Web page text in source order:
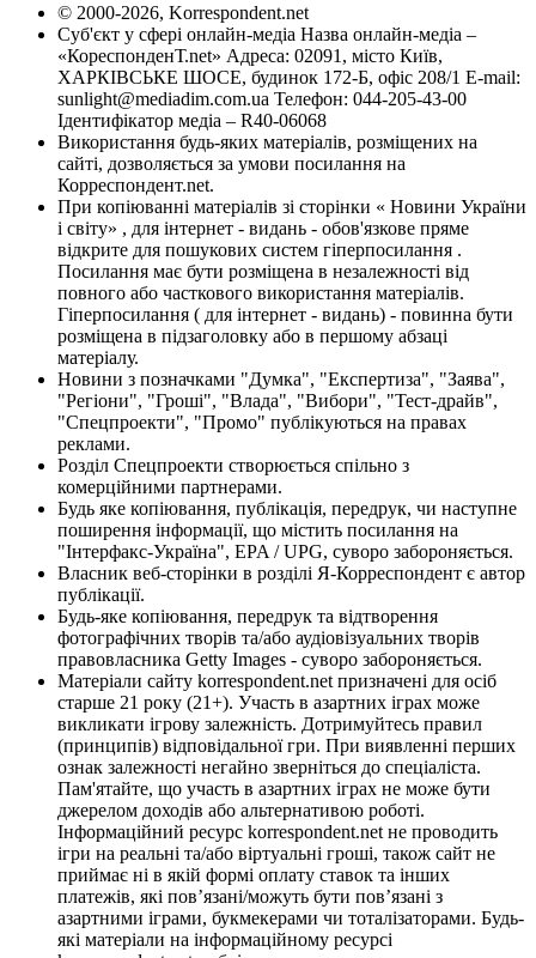
© 2000-2026, Korrespondent.net
Суб'єкт у сфері онлайн-медіа Назва онлайн-медіа –
«КореспонденТ.net» Адреса: 02091, місто Київ,
ХАРКІВСЬКЕ ШОСЕ, будинок 172-Б, офіс 208/1 E-mail:
sunlight@mediadim.com.ua Телефон: 044-205-43-00
Ідентифікатор медіа – R40-06068
Використання будь-яких матеріалів, розміщених на
сайті, дозволяється за умови посилання на
Корреспондент.net.
При копіюванні матеріалів зі сторінки « Новини України
і світу» , для інтернет - видань - обов'язкове пряме
відкрите для пошукових систем гіперпосилання .
Посилання має бути розміщена в незалежності від
повного або часткового використання матеріалів.
Гіперпосилання ( для інтернет - видань) - повинна бути
розміщена в підзаголовку або в першому абзаці
матеріалу.
Новини з позначками "Думка", "Експертиза", "Заява",
"Регіони", "Гроші", "Влада", "Вибори", "Тест-драйв",
"Спецпроекти", "Промо" публікуються на правах
реклами.
Розділ Спецпроекти створюється спільно з
комерційними партнерами.
Будь яке копіювання, публікація, передрук, чи наступне
поширення інформації, що містить посилання на
"Інтерфакс-Україна", EPA / UPG, суворо забороняється.
Власник веб-сторінки в розділі Я-Корреспондент є автор
публікації.
Будь-яке копіювання, передрук та відтворення
фотографічних творів та/або аудіовізуальних творів
правовласника Getty Images - суворо забороняється.
Матеріали сайту korrespondent.net призначені для осіб
старше 21 року (21+). Участь в азартних іграх може
викликати ігрову залежність. Дотримуйтесь правил
(принципів) відповідальної гри. При виявленні перших
ознак залежності негайно зверніться до спеціаліста.
Пам'ятайте, що участь в азартних іграх не може бути
джерелом доходів або альтернативою роботі.
Інформаційний ресурс korrespondent.net не проводить
ігри на реальні та/або віртуальні гроші, також сайт не
приймає ні в якій формі оплату ставок та інших
платежів, які пов’язані/можуть бути пов’язані з
азартними іграми, букмекерами чи тоталізаторами. Будь-
які матеріали на інформаційному ресурсі